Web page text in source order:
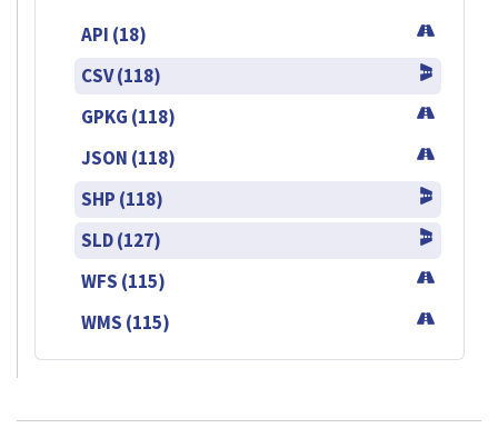
API (18)
CSV (118)
GPKG (118)
JSON (118)
SHP (118)
SLD (127)
WFS (115)
WMS (115)